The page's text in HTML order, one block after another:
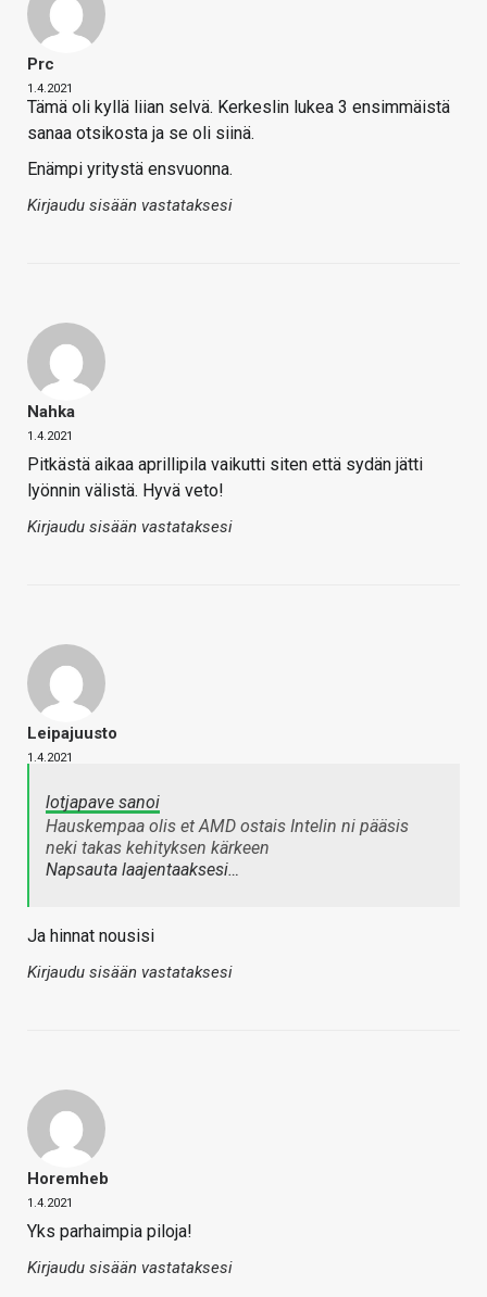
Prc
1.4.2021
Tämä oli kyllä liian selvä. Kerkeslin lukea 3 ensimmäistä
sanaa otsikosta ja se oli siinä.
Enämpi yritystä ensvuonna.
Kirjaudu sisään vastataksesi
Nahka
1.4.2021
Pitkästä aikaa aprillipila vaikutti siten että sydän jätti
lyönnin välistä. Hyvä veto!
Kirjaudu sisään vastataksesi
Leipajuusto
1.4.2021
lotjapave sanoi
Hauskempaa olis et AMD ostais Intelin ni pääsis
neki takas kehityksen kärkeen
Napsauta laajentaaksesi…
Ja hinnat nousisi
Kirjaudu sisään vastataksesi
Horemheb
1.4.2021
Yks parhaimpia piloja!
Kirjaudu sisään vastataksesi